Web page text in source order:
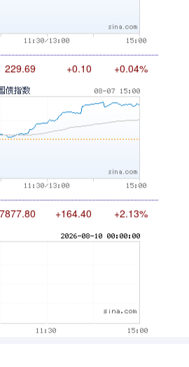
229.69 +0.10 +0.04%